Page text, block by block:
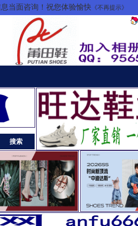
当面咨询！祝您体验愉快《不再提示》